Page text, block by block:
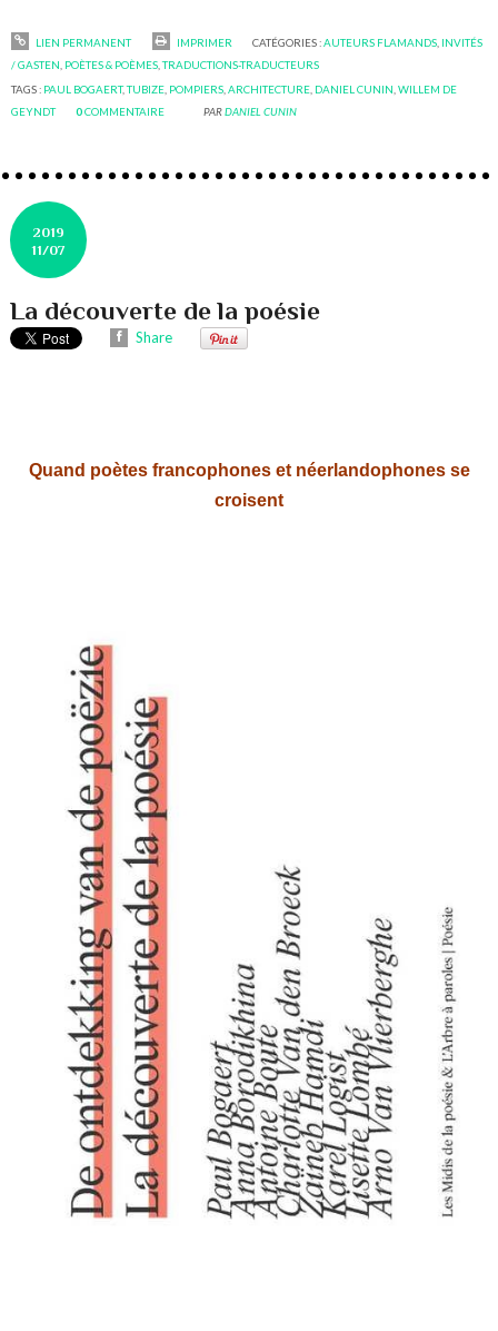
LIEN PERMANENT IMPRIMER CATÉGORIES :AUTEURS FLAMANDS INVITÉS
/ GASTEN POÈTES & POÈMES ,TRADUCTIONS-TRADUCTEURS
TAGS : PAUL BOGAERT,TUBIZE POMPIERS ,ARCHITECTURE DANIEL CUNIN ,WILLEM DE
GEYNDT
0COMMENTAIRE PARDANIEL CUNIN
2019
11/07
La découverte de la poésie
Share
Quand poètes francophones et néerlandophones se
croisent